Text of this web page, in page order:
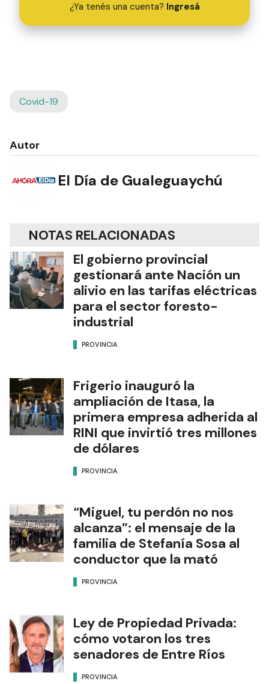
¿Ya tenés una cuenta? Ingresá
Covid-19
Autor
El Día de Gualeguaychú
NOTAS RELACIONADAS
El gobierno provincial
gestionará ante Nación un
alivio en las tarifas eléctricas
para el sector foresto-
industrial
PROVINCIA
Frigerio inauguró la
ampliación de Itasa, la
primera empresa adherida al
RINI que invirtió tres millones
de dólares
PROVINCIA
“Miguel, tu perdón no nos
alcanza”: el mensaje de la
familia de Stefanía Sosa al
conductor que la mató
PROVINCIA
Ley de Propiedad Privada:
cómo votaron los tres
senadores de Entre Ríos
PROVINCIA